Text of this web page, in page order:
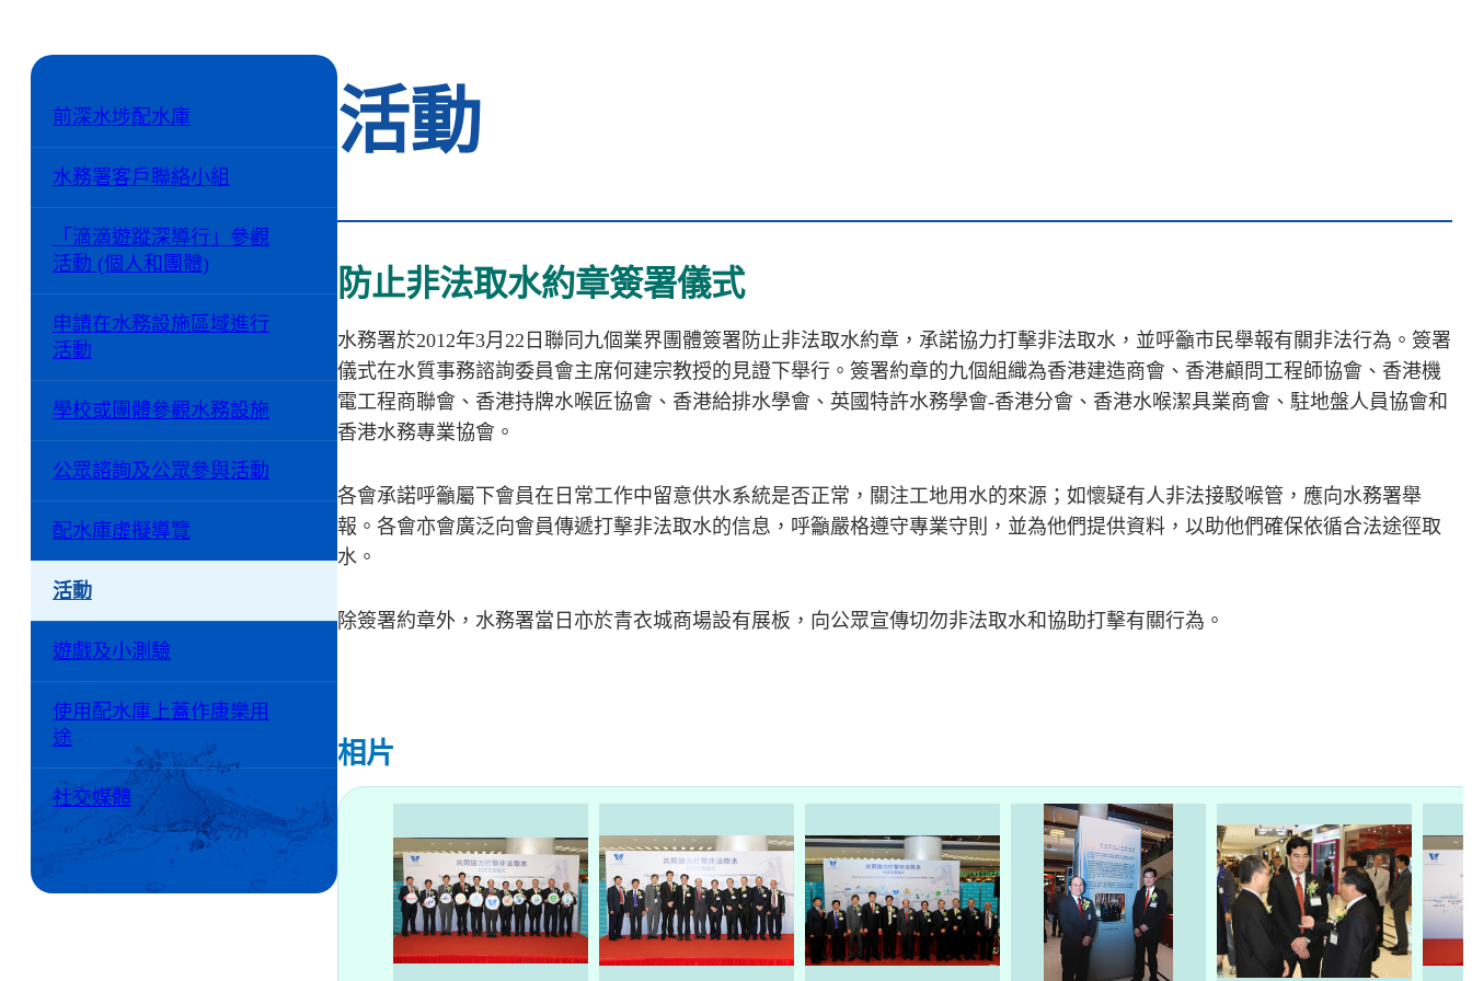
前深水埗配水庫
水務署客戶聯絡小組
「滴滴遊蹤深導行」參觀
活動 (個人和團體)
申請在水務設施區域進行
活動
學校或團體參觀水務設施
公眾諮詢及公眾參與活動
配水庫虛擬導覽
活動
遊戲及小測驗
使用配水庫上蓋作康樂用
途
社交媒體
活動
防止非法取水約章簽署儀式
水務署於2012年3月22日聯同九個業界團體簽署防止非法取水約章，承諾協力打擊非法取水，並呼籲市民舉報有關非法行為。簽署
儀式在水質事務諮詢委員會主席何建宗教授的見證下舉行。簽署約章的九個組織為香港建造商會、香港顧問工程師協會、香港機
電工程商聯會、香港持牌水喉匠協會、香港給排水學會、英國特許水務學會-香港分會、香港水喉潔具業商會、駐地盤人員協會和
香港水務專業協會。
各會承諾呼籲屬下會員在日常工作中留意供水系統是否正常，關注工地用水的來源；如懷疑有人非法接駁喉管，應向水務署舉
報。各會亦會廣泛向會員傳遞打擊非法取水的信息，呼籲嚴格遵守專業守則，並為他們提供資料，以助他們確保依循合法途徑取
水。
除簽署約章外，水務署當日亦於青衣城商場設有展板，向公眾宣傳切勿非法取水和協助打擊有關行為。
相片